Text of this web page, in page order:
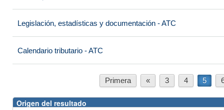
Legislación, estadísticas y documentación - ATC
Calendario tributario - ATC
Primera « 3 4 5
Origen del resultado